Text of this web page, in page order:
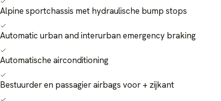
Alpine sportchassis met hydraulische bump stops
Automatic urban and interurban emergency braking
Automatische airconditioning
Bestuurder en passagier airbags voor + zijkant